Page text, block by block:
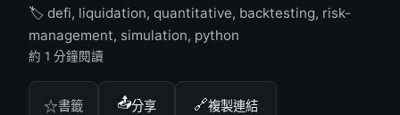
🏷️ defi, liquidation, quantitative, backtesting, risk-
management, simulation, python
約 1 分鐘閱讀
☆書籤 📤分享 🔗複製連結